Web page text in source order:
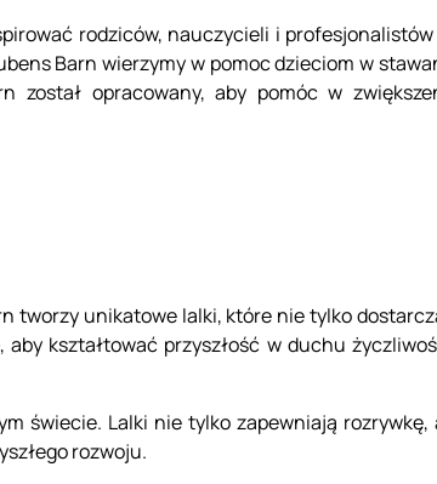
rodziców, nauczycieli i
Barn wierzymy w pomoc dzieciom w
został opracowany, aby pomóc w
tworzy unikatowe lalki, które nie tylko
kształtować przyszłość w duchu
świecie. Lalki nie tylko zapewniają rozrywkę,
rozwoju.